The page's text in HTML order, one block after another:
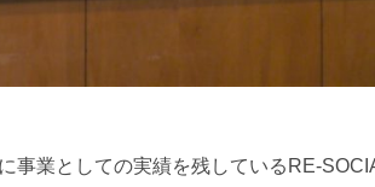
事業としての実績を残しているRE-